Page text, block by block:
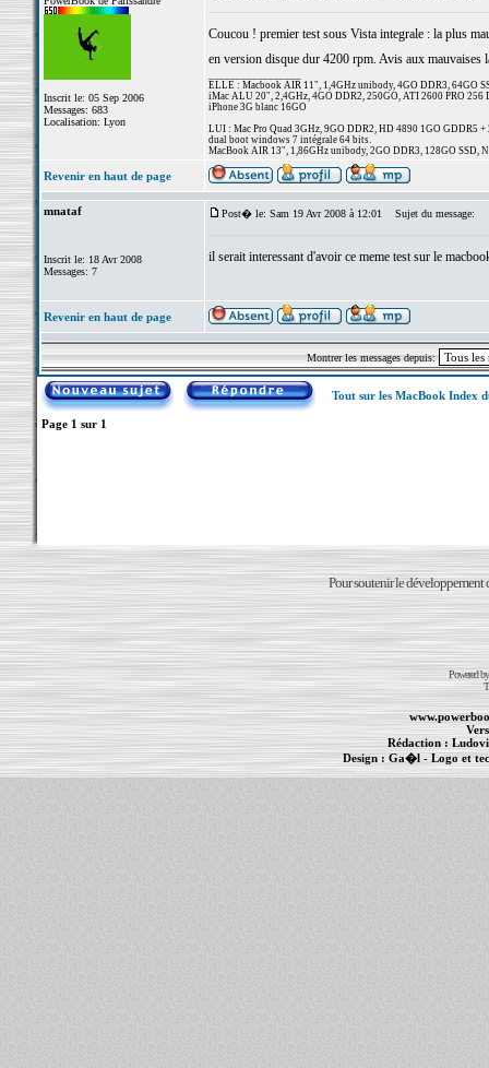
Inscrit le: 05 Sep 2006
Messages: 683
Localisation: Lyon
Coucou ! premier test sous Vista integrale : la plus
en version disque dur 4200 rpm. Avis aux
ELLE : Macbook AIR 11", 1,4GHz unibody, 4GO DDR3, 64GO
iMac ALU 20", 2,4GHz, 4GO DDR2, 250GO, ATI 2600 PRO 256
iPhone 3G blanc 16GO
LUI : Mac Pro Quad 3GHz, 9GO DDR2, HD 4890 1GO GDDR5
dual boot windows 7 intégrale 64 bits.
MacBook AIR 13", 1,86GHz unibody, 2GO DDR3, 128GO
Revenir en haut de page
mnataf
Inscrit le: 18 Avr 2008
Messages: 7
Post� le: Sam 19 Avr 2008 à 12:01 Sujet du message:
il serait interessant d'avoir ce meme test sur le
Revenir en haut de page
Montrer les messages depuis:
Tout sur les MacBook Index
Page 1 sur 1
Pour soutenir le développement
Powered
Rédaction :
Design :Ga�l- Logo et
MacBook Pro